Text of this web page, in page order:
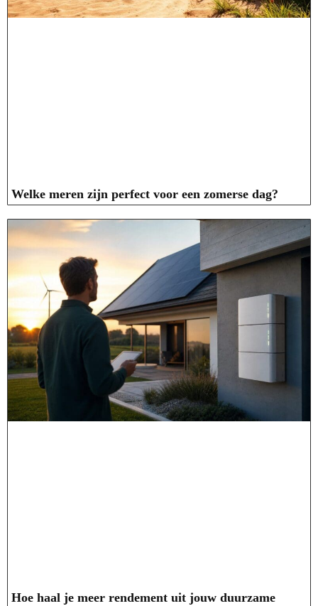
Welke meren zijn perfect voor een zomerse dag?
Hoe haal je meer rendement uit jouw duurzame